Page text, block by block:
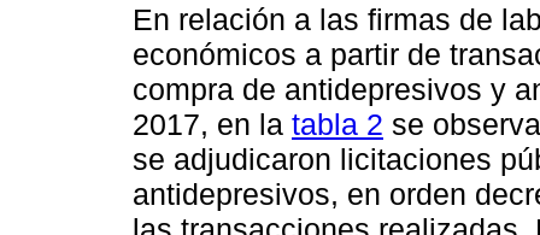
En relación a las firmas de
económicos a partir de
compra de antidepresivos y
2017, en la tabla 2 se
se adjudicaron licitaciones
antidepresivos, en orden